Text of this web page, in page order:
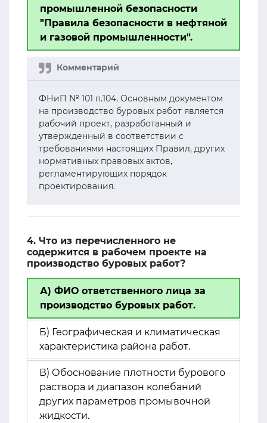
промышленной безопасности
"Правила безопасности в нефтяной
и газовой промышленности".
ФНиП № 101 п.104. Основным документом
на производство буровых работ является
рабочий проект, разработанный и
утвержденный в соответствии с
требованиями настоящих Правил, других
нормативных правовых актов,
регламентирующих порядок
проектирования.
4. Что из перечисленного не
содержится в рабочем проекте на
производство буровых работ?
А) ФИО ответственного лица за
производство буровых работ.
Б) Географическая и климатическая
характеристика района работ.
В) Обоснование плотности бурового
раствора и диапазон колебаний
других параметров промывочной
жидкости.